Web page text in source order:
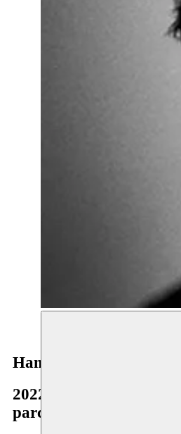
Credits test
Hamza Halloubi
2022–présent
parcours à long terme